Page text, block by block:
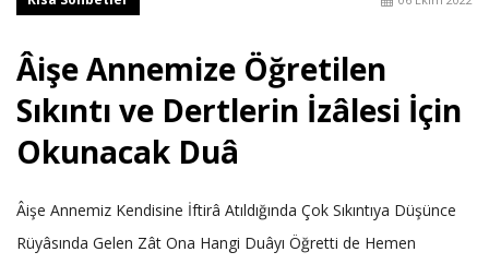
Âişe Annemize Öğretilen
Sıkıntı ve Dertlerin İzâlesi İçin
Okunacak Duâ
Âişe Annemiz Kendisine İftirâ Atıldığında Çok Sıkıntıya Düşünce
Rüyâsında Gelen Zât Ona Hangi Duâyı Öğretti de Hemen